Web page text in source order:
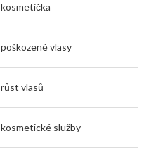
kosmetička
poškozené vlasy
růst vlasů
kosmetické služby